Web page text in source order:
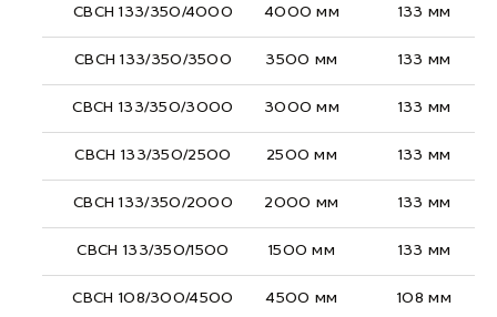
СВСН 133/350/4000 4000 мм 133 мм
СВСН 133/350/3500 3500 мм 133 мм
СВСН 133/350/3000 3000 мм 133 мм
СВСН 133/350/2500 2500 мм 133 мм
СВСН 133/350/2000 2000 мм 133 мм
СВСН 133/350/1500 1500 мм 133 мм
СВСН 108/300/4500 4500 мм 108 мм